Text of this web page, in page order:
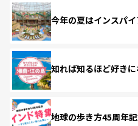
今年の夏はインスパイ
知れば知るほど好き
地球の歩き方45周年